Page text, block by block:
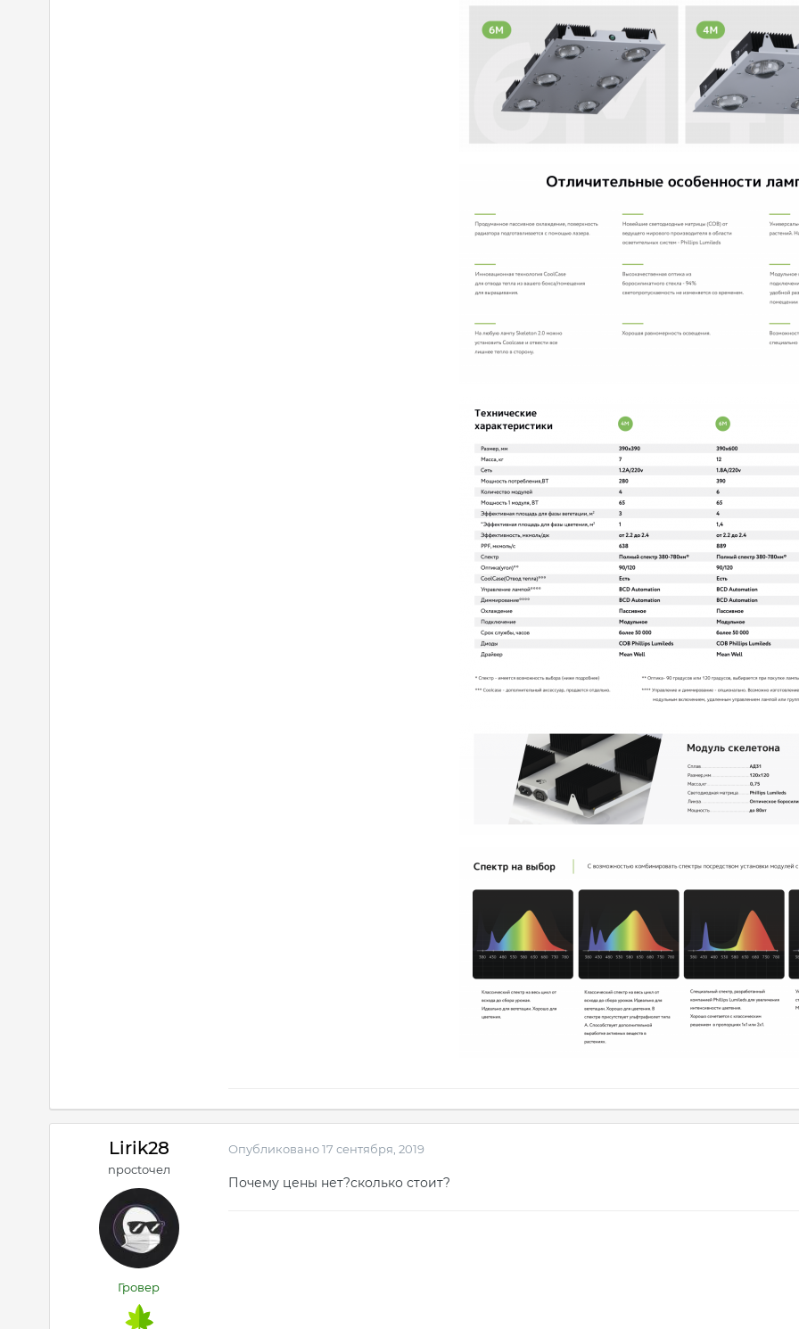
Lirik28
npoctoчел
Гровер
Опубликовано17 сентября, 2019
Почему цены нет?сколько стоит?